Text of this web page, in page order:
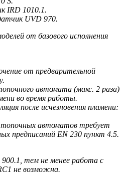
IRD 1010.1.
UVD 970.
от базового исполнения
от предварительной
автомата (макс. 2 раза)
во время работы.
после исчезновения пламени:
автоматов требует
предписаний EN 230 пункт 4.5.
тем не менее работа с
не возможна.